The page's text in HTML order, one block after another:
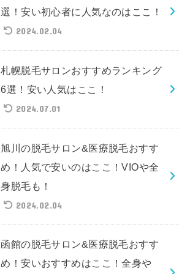
選！安い初心者に人気なのはここ！
2024.02.04
札幌脱毛サロンおすすめランキング
6選！安い人気はここ！
2024.07.01
旭川の脱毛サロン&医療脱毛おすす
め！人気で安いのはここ！VIOや全
身脱毛も！
2024.02.04
函館の脱毛サロン&医療脱毛おすす
め！安いおすすめはここ！全身や